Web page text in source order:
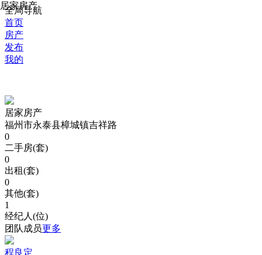
居家房产
全局导航
首页
房产
发布
我的
居家房产
福州市永泰县樟城镇吉祥路
0
二手房(套)
0
出租(套)
0
其他(套)
1
经纪人(位)
团队成员更多
程良定